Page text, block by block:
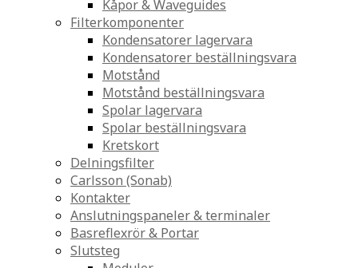
Kåpor & Waveguides
Filterkomponenter
Kondensatorer lagervara
Kondensatorer beställningsvara
Motstånd
Motstånd beställningsvara
Spolar lagervara
Spolar beställningsvara
Kretskort
Delningsfilter
Carlsson (Sonab)
Kontakter
Anslutningspaneler & terminaler
Basreflexrör & Portar
Slutsteg